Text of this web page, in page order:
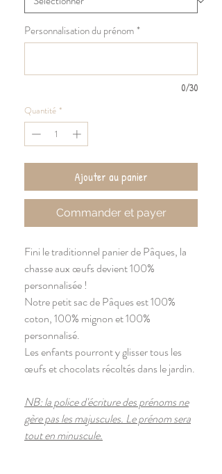
Personnalisation du prénom*
0/30
Quantité *
Ajouter au panier
Commander et payer
Fini le traditionnel panier de Pâques, la
chasse aux œufs devient 100%
personnalisée !
Notre petit sac de Pâques est 100%
coton, 100% mignon et 100%
personnalisé.
Les enfants pourront y glisser tous les
œufs et chocolats récoltés dans le jardin.
NB: la police d'écriture des prénoms ne
gère pas les majuscules. Le prénom sera
tout en minuscule.